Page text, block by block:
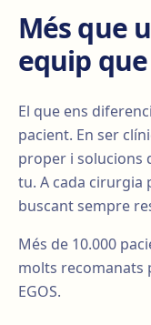
Més que
equip
El que ens
pacient. En ser
proper i solucions
tu. A cada cirurgia
buscant sempre
Més de 10.000
molts recomanats
EGOS.